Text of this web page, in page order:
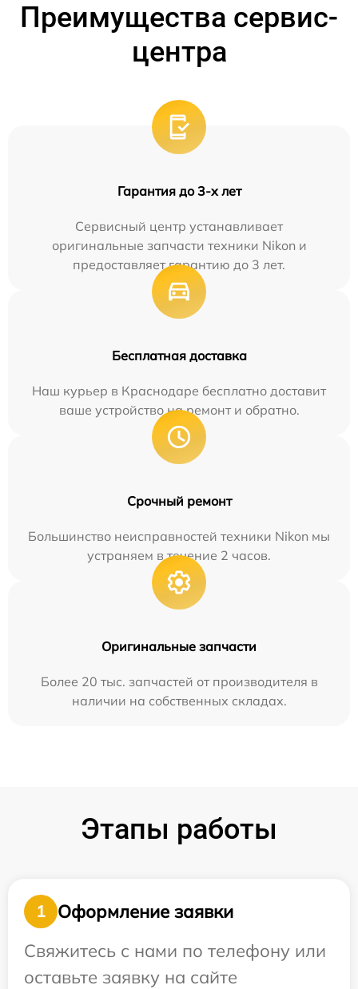
Преимущества сервис-
центра
Гарантия до 3-х лет
Сервисный центр устанавливает
оригинальные запчасти техники Nikon и
предоставляет гарантию до 3 лет.
Бесплатная доставка
Наш курьер в Краснодаре бесплатно доставит
ваше устройство на ремонт и обратно.
Срочный ремонт
Большинство неисправностей техники Nikon мы
устраняем в течение 2 часов.
Оригинальные запчасти
Более 20 тыс. запчастей от производителя в
наличии на собственных складах.
Этапы работы
1
Оформление заявки
Свяжитесь с нами по телефону или
оставьте заявку на сайте